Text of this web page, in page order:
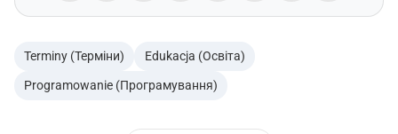
Terminy (Терміни) Edukacja (Освіта)
Programowanie (Програмування)